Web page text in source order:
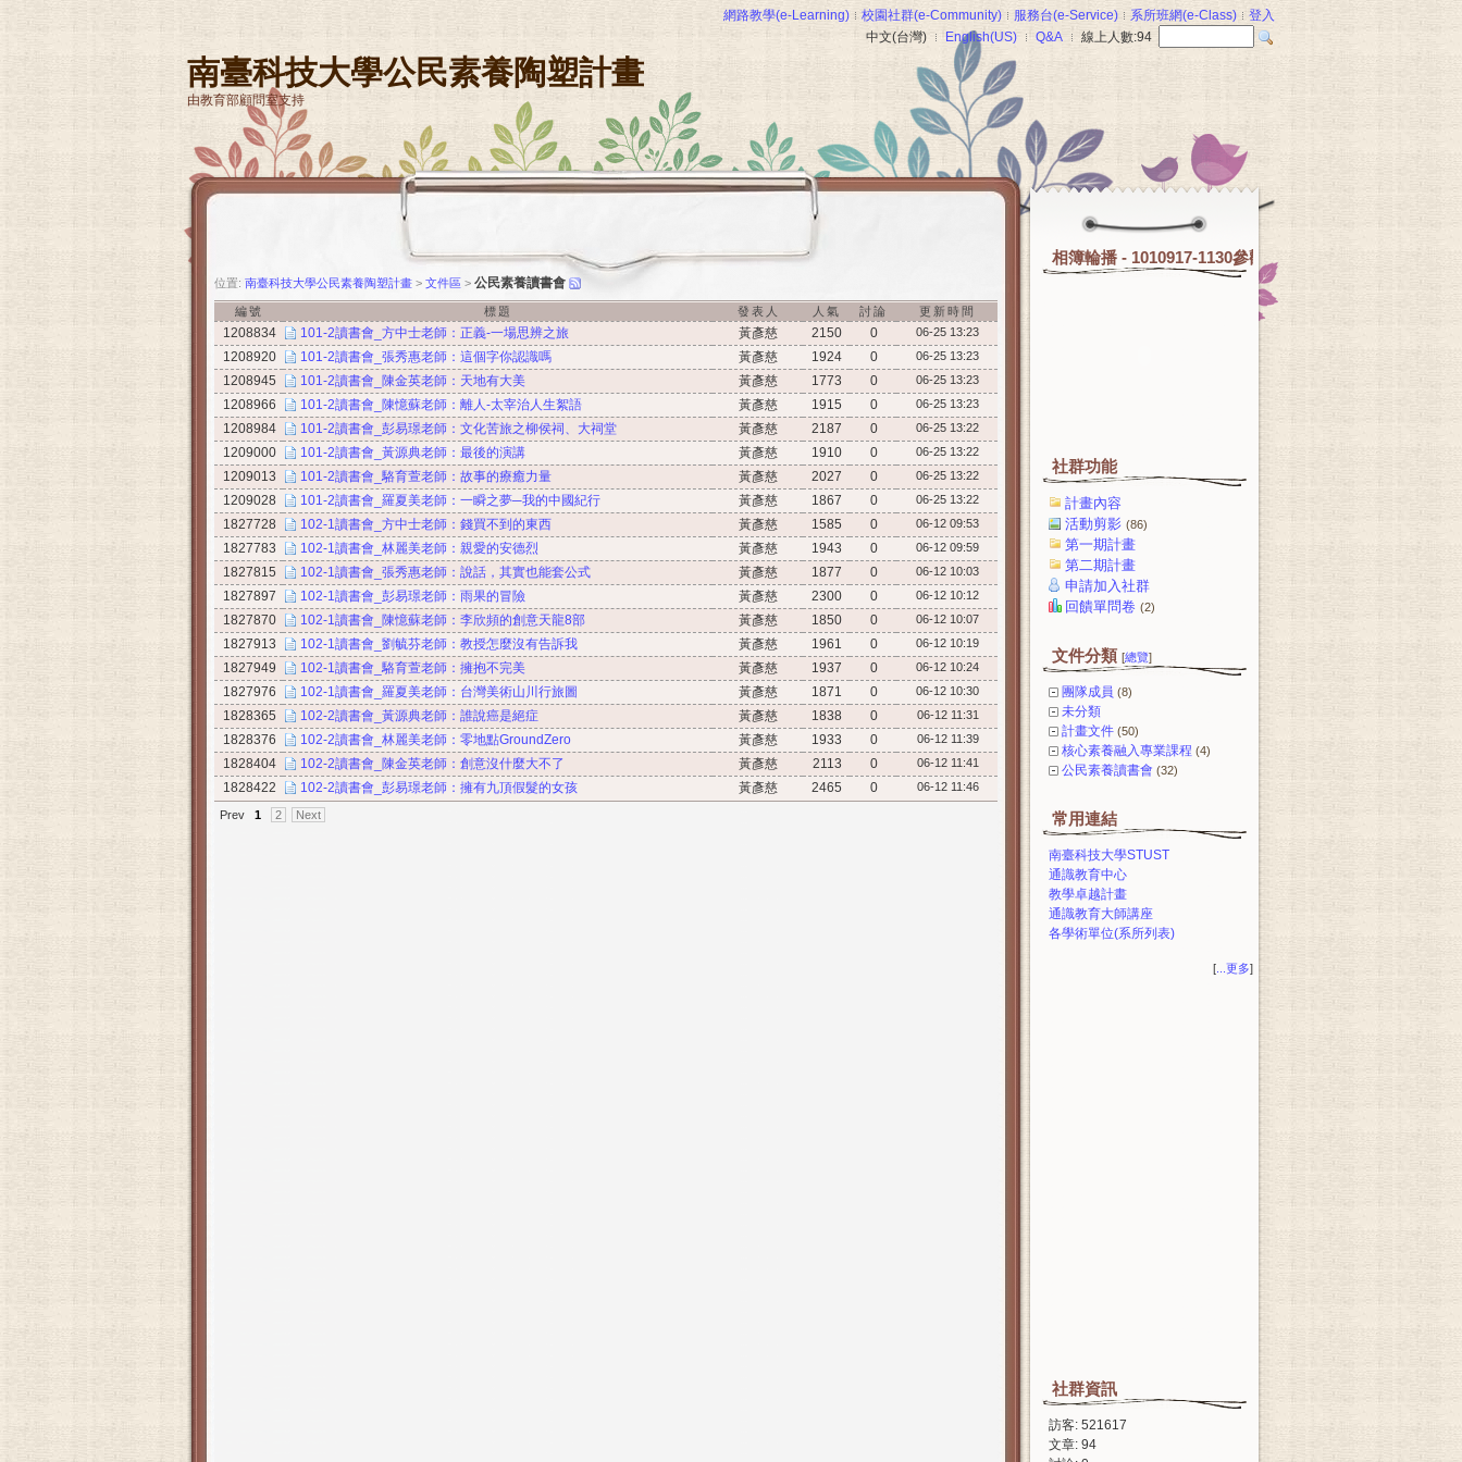
網路教學(e-Learning) 校園社群(e-Community) 服務台(e-Service) 系所班網(e-Class)
登入
中文(台灣)
English(US) Q&A 線上人數:94
南臺科技大學公民素養陶塑計畫
由教育部顧問室支持
相簿輪播 - 1010917-1130參觀圖書館
社群功能
計畫內容
活動剪影 (86)
第一期計畫
第二期計畫
申請加入社群
回饋單問卷 (2)
文件分類 [總覽]
團隊成員 (8)
未分類
計畫文件 (50)
核心素養融入專業課程 (4)
公民素養讀書會 (32)
常用連結
南臺科技大學STUST
通識教育中心
教學卓越計畫
通識教育大師講座
各學術單位(系所列表)
[ ...更多]
社群資訊
訪客: 521617
文章: 94
位置: 南臺科技大學公民素養陶塑計畫 > 文件區 > 公民素養讀書會
編號 標題 發表人 人氣 討論 更新時間
1208834 101-2讀書會_方中士老師：正義-一場思辨之旅 黃彥慈 2150 0 06-25 13:23
1208920 101-2讀書會_張秀惠老師：這個字你認識嗎 黃彥慈 1924 0 06-25 13:23
1208945 101-2讀書會_陳金英老師：天地有大美 黃彥慈 1773 0 06-25 13:23
1208966 101-2讀書會_陳憶蘇老師：離人-太宰治人生絮語 黃彥慈 1915 0 06-25 13:23
1208984 101-2讀書會_彭易璟老師：文化苦旅之柳侯祠、大祠堂 黃彥慈 2187 0 06-25 13:22
1209000 101-2讀書會_黃源典老師：最後的演講 黃彥慈 1910 0 06-25 13:22
1209013 101-2讀書會_駱育萱老師：故事的療癒力量 黃彥慈 2027 0 06-25 13:22
1209028 101-2讀書會_羅夏美老師：一瞬之夢─我的中國紀行 黃彥慈 1867 0 06-25 13:22
1827728 102-1讀書會_方中士老師：錢買不到的東西 黃彥慈 1585 0 06-12 09:53
1827783 102-1讀書會_林麗美老師：親愛的安德烈 黃彥慈 1943 0 06-12 09:59
1827815 102-1讀書會_張秀惠老師：說話，其實也能套公式 黃彥慈 1877 0 06-12 10:03
1827897 102-1讀書會_彭易璟老師：雨果的冒險 黃彥慈 2300 0 06-12 10:12
1827870 102-1讀書會_陳憶蘇老師：李欣頻的創意天龍8部 黃彥慈 1850 0 06-12 10:07
1827913 102-1讀書會_劉毓芬老師：教授怎麼沒有告訴我 黃彥慈 1961 0 06-12 10:19
1827949 102-1讀書會_駱育萱老師：擁抱不完美 黃彥慈 1937 0 06-12 10:24
1827976 102-1讀書會_羅夏美老師：台灣美術山川行旅圖 黃彥慈 1871 0 06-12 10:30
1828365 102-2讀書會_黃源典老師：誰說癌是絕症 黃彥慈 1838 0 06-12 11:31
1828376 102-2讀書會_林麗美老師：零地點GroundZero 黃彥慈 1933 0 06-12 11:39
1828404 102-2讀書會_陳金英老師：創意沒什麼大不了 黃彥慈 2113 0 06-12 11:41
1828422 102-2讀書會_彭易璟老師：擁有九頂假髮的女孩 黃彥慈 2465 0 06-12 11:46
Prev 1 2 Next